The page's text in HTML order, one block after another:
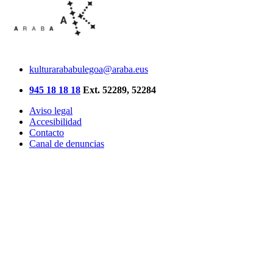
kulturarababulegoa@araba.eus
945 18 18 18 Ext. 52289, 52284
Aviso legal
Accesibilidad
Contacto
Canal de denuncias